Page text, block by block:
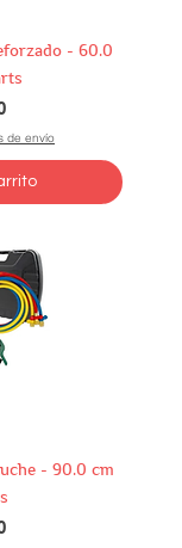
- 60.0
de envío
- 90.0 cm